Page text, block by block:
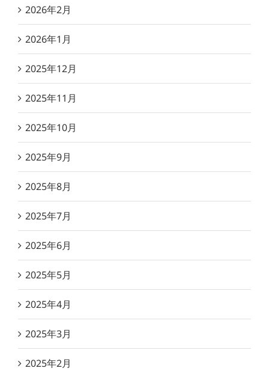
2026年2月
2026年1月
2025年12月
2025年11月
2025年10月
2025年9月
2025年8月
2025年7月
2025年6月
2025年5月
2025年4月
2025年3月
2025年2月